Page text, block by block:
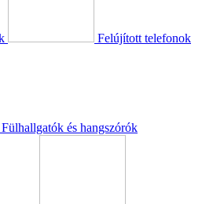
Felújított telefonok
Fülhallgatók és hangszórók